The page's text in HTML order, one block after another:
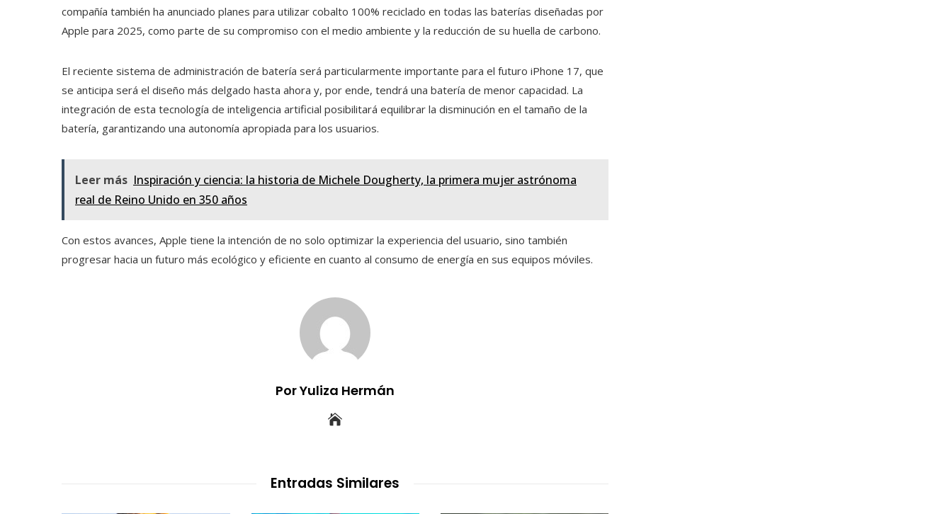
compañía también ha anunciado planes para utilizar cobalto 100% reciclado en todas las baterías diseñadas por
Apple para 2025, como parte de su compromiso con el medio ambiente y la reducción de su huella de carbono.
El reciente sistema de administración de batería será particularmente importante para el futuro iPhone 17, que
se anticipa será el diseño más delgado hasta ahora y, por ende, tendrá una batería de menor capacidad. La
integración de esta tecnología de inteligencia artificial posibilitará equilibrar la disminución en el tamaño de la
batería, garantizando una autonomía apropiada para los usuarios.
Leer más Inspiración y ciencia: la historia de Michele Dougherty, la primera mujer astrónoma
real de Reino Unido en 350 años
Con estos avances, Apple tiene la intención de no solo optimizar la experiencia del usuario, sino también
progresar hacia un futuro más ecológico y eficiente en cuanto al consumo de energía en sus equipos móviles.
Por Yuliza Hermán
Entradas Similares